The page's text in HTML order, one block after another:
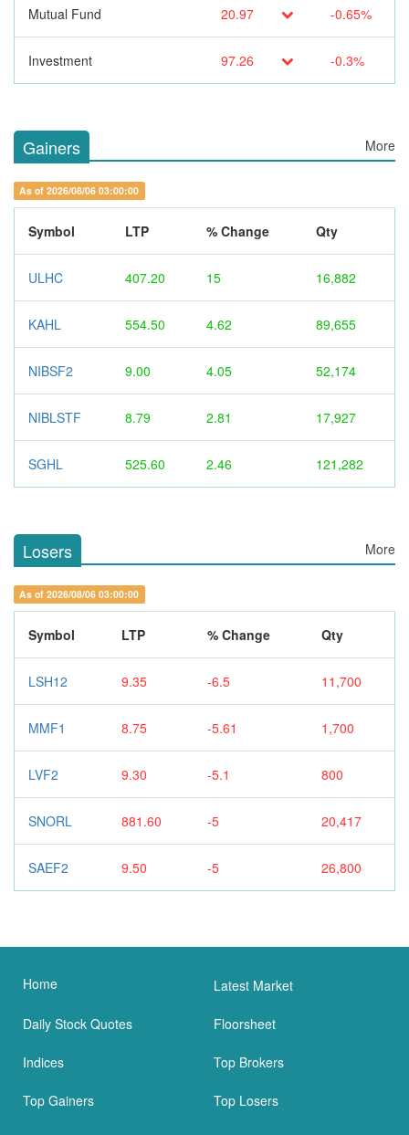
Mutual Fund 20.97 -0.65%
Investment 97.26 -0.3%
Gainers More
As of 2026/08/06 03:00:00
Symbol LTP % Change Qty
ULHC 407.20 15 16,882
KAHL 554.50 4.62 89,655
NIBSF2 9.00 4.05 52,174
NIBLSTF 8.79 2.81 17,927
SGHL 525.60 2.46 121,282
Losers More
As of 2026/08/06 03:00:00
Symbol LTP % Change Qty
LSH12 9.35 -6.5 11,700
MMF1 8.75 -5.61 1,700
LVF2 9.30 -5.1 800
SNORL 881.60 -5 20,417
SAEF2 9.50 -5 26,800
Home Latest Market
Daily Stock Quotes Floorsheet
Indices Top Brokers
Top Gainers Top Losers